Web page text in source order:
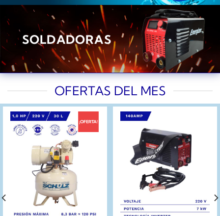
SOLDADORAS
OFERTAS DEL MES
¡OFERTA!